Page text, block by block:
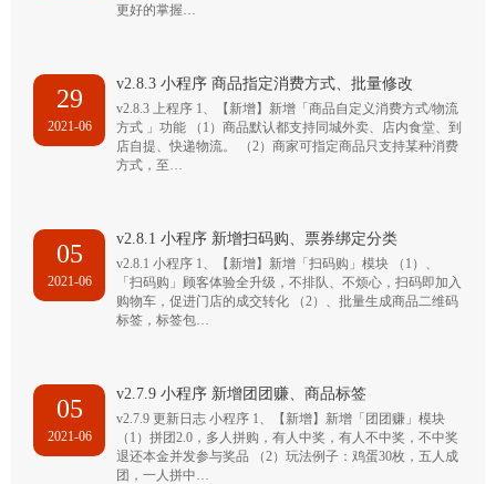
更好的掌握…
29
2021-06
v2.8.3 小程序 商品指定消费方式、批量修改
v2.8.3 上程序 1、【新增】新增「商品自定义消费方式/物流
方式 」功能 （1）商品默认都支持同城外卖、店内食堂、到
店自提、快递物流。 （2）商家可指定商品只支持某种消费
方式，至…
05
2021-06
v2.8.1 小程序 新增扫码购、票券绑定分类
v2.8.1 小程序 1、【新增】新增「扫码购」模块 （1）、
「扫码购」顾客体验全升级，不排队、不烦心，扫码即加入
购物车，促进门店的成交转化 （2）、批量生成商品二维码
标签，标签包…
05
2021-06
v2.7.9 小程序 新增团团赚、商品标签
v2.7.9 更新日志 小程序 1、【新增】新增「团团赚」模块
（1）拼团2.0，多人拼购，有人中奖，有人不中奖，不中奖
退还本金并发参与奖品 （2）玩法例子：鸡蛋30枚，五人成
团，一人拼中…